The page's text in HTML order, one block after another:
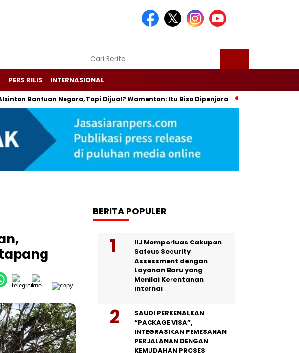
PERS RILIS INTERNASIONAL
Negara, Tapi Dijual? Wamentan: Itu Bisa Dipenjara Trump Ultimatum Iran:
BERITA POPULER
IIJ Memperluas Cakupan
Safous Security
Assessment dengan
Layanan Baru yang
Menilai Kerentanan
Internal
SAUDI PERKENALKAN
“PACKAGE VISA”,
INTEGRASIKAN PEMESANAN
PERJALANAN DENGAN
KEMUDAHAN PROSES